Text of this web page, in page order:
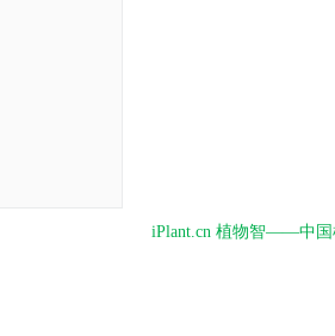
iPlant.cn 植物智——中国